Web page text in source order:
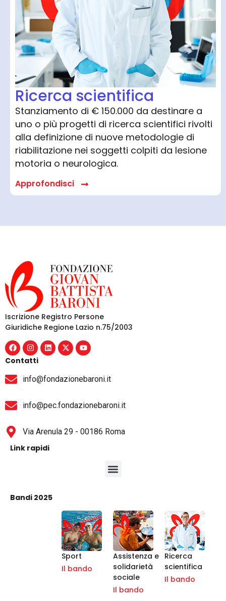
Ricerca scientifica
Stanziamento di € 150.000 da destinare a
uno o più progetti di ricerca scientifici rivolti
alla definizione di nuove metodologie di
riabilitazione nei soggetti colpiti da lesione
motoria o neurologica.
Approfondisci
Iscrizione Registro Persone
Giuridiche Regione Lazio n.75/2003
Contatti
info@fondazionebaroni.it
info@pec.fondazionebaroni.it
Via Arenula 29 - 00186 Roma
Link rapidi
Bandi 2025
Sport
Il bando
Assistenza e
solidarietà
sociale
Il bando
Ricerca
scientifica
Il bando